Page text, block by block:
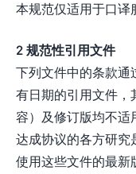
本规范仅适用于口译
2 规范性引用文件
下列文件中的条款通
有日期的引用文件，
容）及修订版均不适
达成协议的各方研究
使用这些文件的最新